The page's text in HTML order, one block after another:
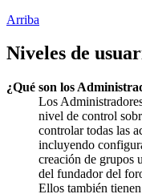
Arriba
Niveles de
¿Qué son los
Los
nivel de control
controlar todas las
incluyendo
creación de grupos
del fundador del
Ellos también